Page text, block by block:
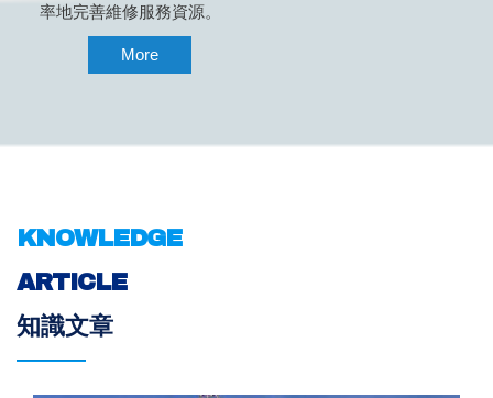
率地完善維修服務資源。
More
KNOWLEDGE
ARTICLE
知識文章